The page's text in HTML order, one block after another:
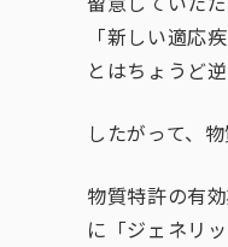
「新しい適応
とはちょうど
したがって、
物質特許の有
に「ジェネリ